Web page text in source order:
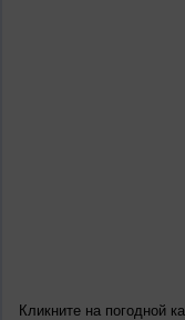
Кликните на погодной